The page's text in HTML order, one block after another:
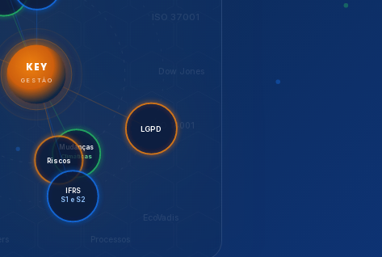
ISO 37001
ISO 14001
Dow Jones
EcoVadis
Mudanças
Climáticas
Riscos LGPD
IFRS
S1 e S2
KEY
GESTÃO